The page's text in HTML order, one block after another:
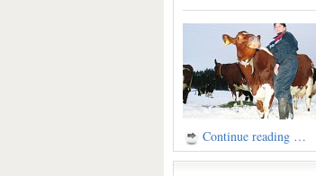
Continue reading …